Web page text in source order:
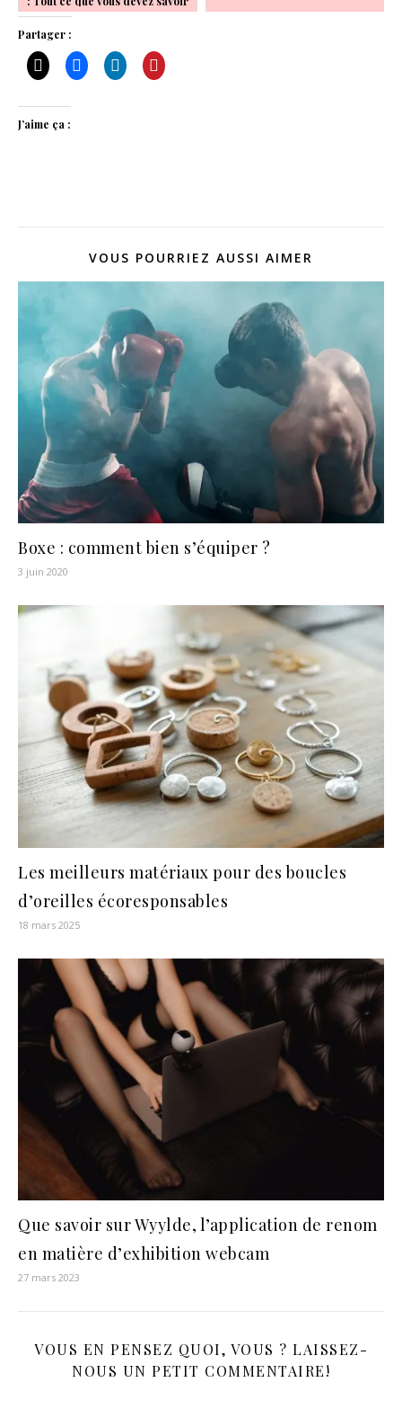
Partager :
J’aime ça :
VOUS POURRIEZ AUSSI AIMER
Boxe : comment bien s’équiper ?
3 juin 2020
Les meilleurs matériaux pour des boucles
d’oreilles écoresponsables
18 mars 2025
Que savoir sur Wyylde, l’application de renom
en matière d’exhibition webcam
27 mars 2023
VOUS EN PENSEZ QUOI, VOUS ? LAISSEZ-
NOUS UN PETIT COMMENTAIRE!